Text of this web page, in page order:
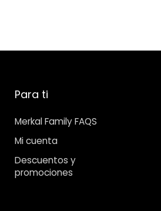
Para ti
Merkal Family FAQS
Mi cuenta
Descuentos y
promociones